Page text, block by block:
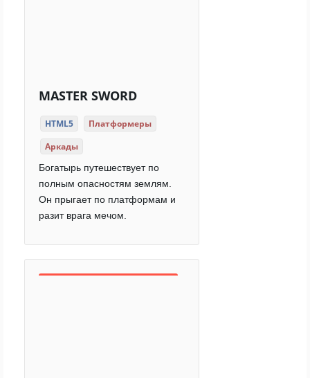
MASTER SWORD
HTML5
Платформеры
Аркады
Богатырь путешествует по
полным опасностям землям.
Он прыгает по платформам и
разит врага мечом.